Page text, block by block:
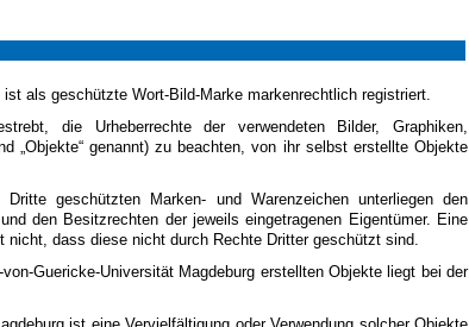
als geschützte Wort-Bild-Marke markenrechtlich registriert.
die Urheberrechte der verwendeten Bilder, Graphiken,
„Objekte“ genannt) zu beachten, von ihr selbst erstellte Objekte
geschützten Marken- und Warenzeichen unterliegen den
den Besitzrechten der jeweils eingetragenen Eigentümer. Eine
nicht, dass diese nicht durch Rechte Dritter geschützt sind.
Guericke-Universität Magdeburg erstellten Objekte liegt bei der